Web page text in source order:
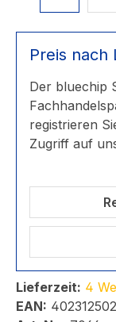
Preis nach
Der bluechip
registrieren
Zugriff auf
Lieferzeit: 4
EAN: